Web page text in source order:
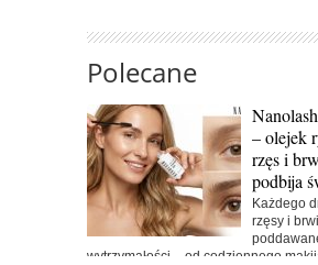
Polecane
– olejek
rzęs i
podbija
Każdego
rzęsy i
wytrzymałości – od codziennego